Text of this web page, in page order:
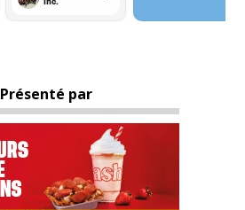
Présenté par